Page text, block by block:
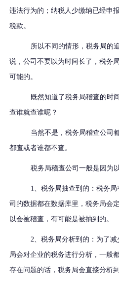
违法行为的；纳税人少缴纳已经申
税款。
所以不同的情形，税务局的
说，公司不要以为时间长了，税务
可能的。
既然知道了税务局稽查的时
查谁就查谁呢？
当然不是，税务局稽查公司
都查或者谁都不查。
税务局稽查公司一般是因为
1、税务局抽查到的：税务
司的数据都在数据库里，税务局会
以会被稽查，有可能是被抽到的。
2、税务局分析到的：为了
局会对企业的税务进行分析，一般
存在问题的话，税务局会直接分析